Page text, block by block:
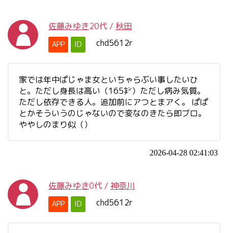
佐藤みゆき20代 / 秋田
APP ID chd5612r
家では年中ぱじゃま女といちゃらぶい事したいひ
と。ただし身長は高い（165㌢）ただし病み気質。
ただし依存できる人。追加前にアつとまアく。 ぱぱ
とかそういうのじゃないので変なのきたら即ブロ。
ややしのまり似（）
2026-04-28 02:41:03
佐藤みゆき0代 / 神奈川
APP ID chd5612r